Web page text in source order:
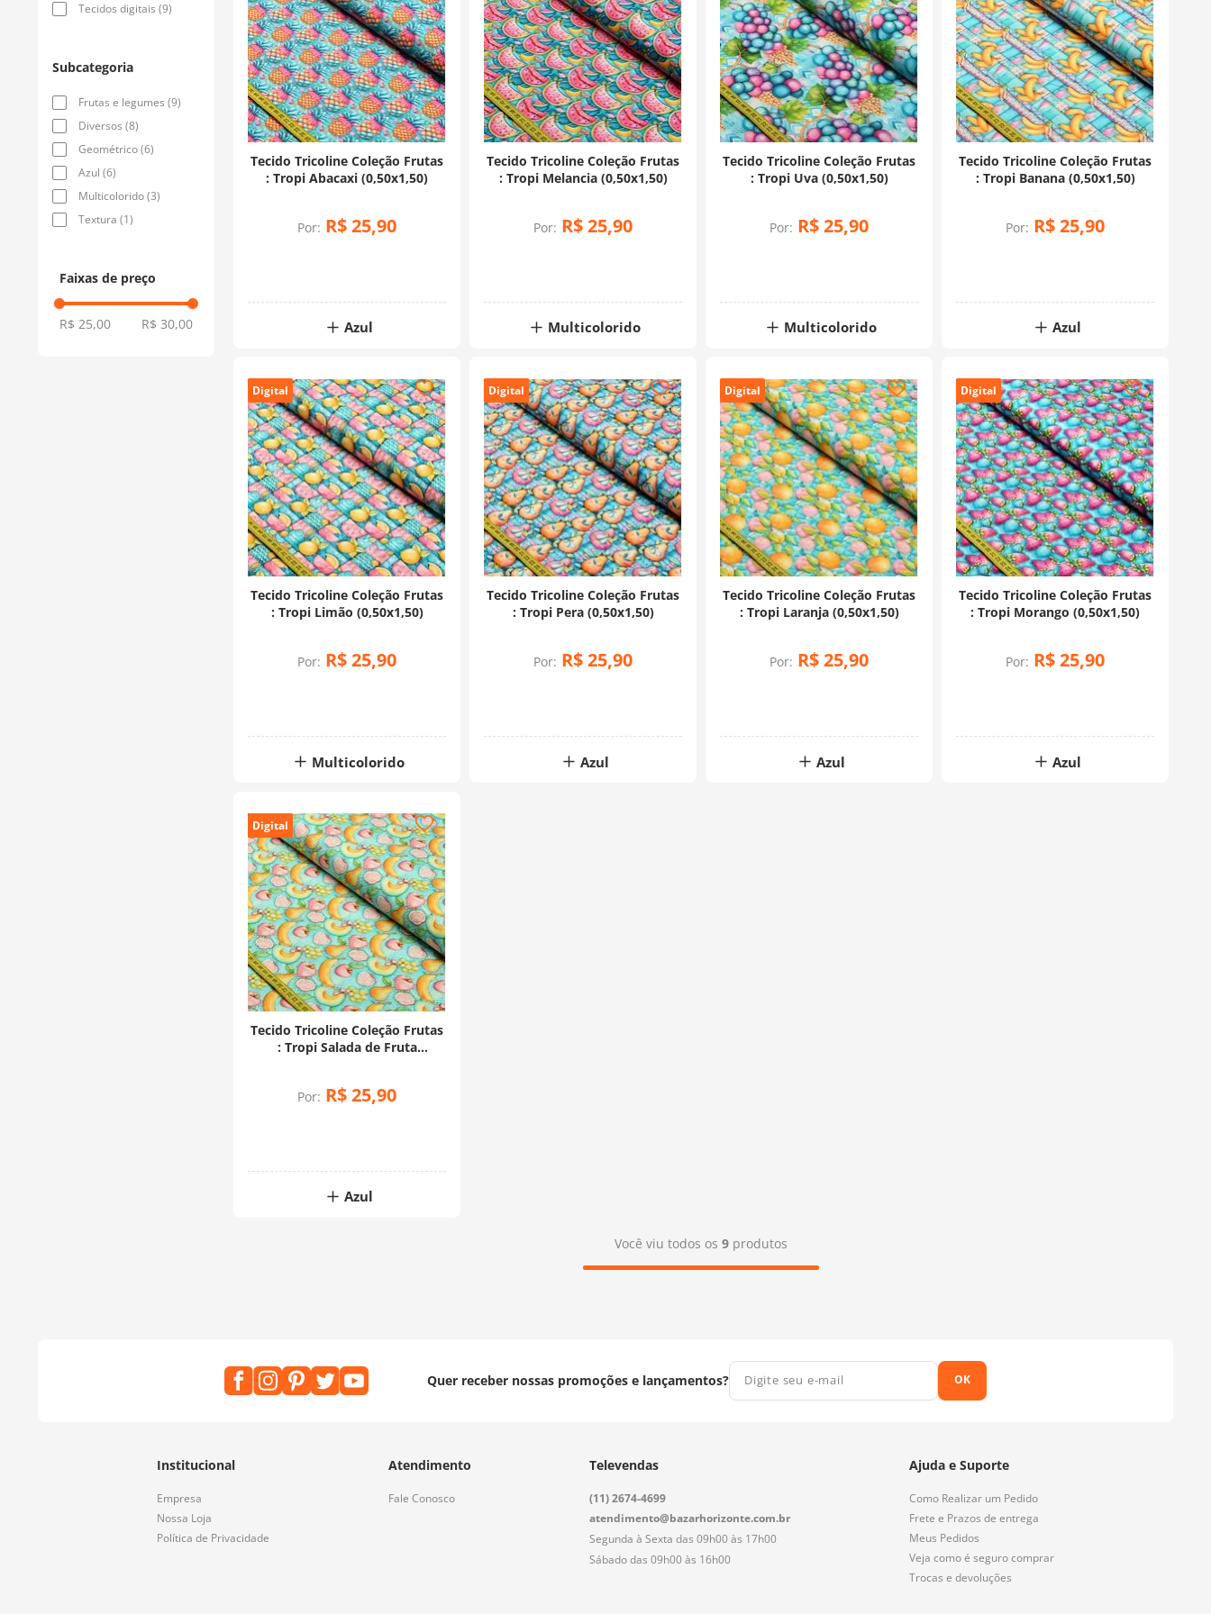
Tecidos digitais (9)
Subcategoria
Frutas e legumes (9)
Diversos (8)
Geométrico(6)
Azul (6)
Multicolorido(3)
Textura (1)
Faixas de preço
R$ 25,00 R$ 30,00
Tecido Tricoline Coleção Frutas
: Tropi Abacaxi (0,50x1,50)
Por: R$25,90
Azul
Tecido Tricoline Coleção Frutas
: Tropi Melancia (0,50x1,50)
Por: R$25,90
Multicolorido
Tecido Tricoline Coleção Frutas
: Tropi Uva (0,50x1,50)
Por: R$25,90
Multicolorido
Tecido Tricoline Coleção Frutas
: Tropi Banana (0,50x1,50)
Por: R$25,90
Azul
Digital
Tecido Tricoline Coleção Frutas
: Tropi Limão (0,50x1,50)
Por: R$25,90
Multicolorido
Digital
Tecido Tricoline Coleção Frutas
: Tropi Pera (0,50x1,50)
Por: R$25,90
Azul
Digital
Tecido Tricoline Coleção Frutas
: Tropi Laranja (0,50x1,50)
Por: R$25,90
Azul
Digital
Tecido Tricoline Coleção Frutas
: Tropi Morango (0,50x1,50)
Por: R$25,90
Azul
Digital
Tecido Tricoline Coleção Frutas
: Tropi Salada de Fruta
Por: R$25,90
Azul
Você viu todos os 9 produtos
Quer receber nossas promoções e lançamentos? OK
Institucional
Empresa
Nossa Loja
Política de Privacidade
Atendimento
Fale Conosco
Televendas
(11) 2674-4699
atendimento@bazarhorizonte.com.br
Segunda à Sexta das 09h00 às 17h00
Sábado das 09h00 às 16h00
Ajuda e Suporte
Como Realizar um Pedido
Frete e Prazos de entrega
Meus Pedidos
Veja como é seguro comprar
Trocas e devoluções